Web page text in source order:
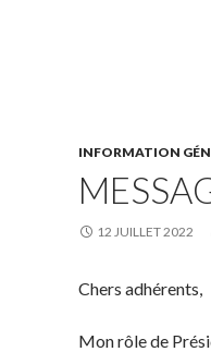
INFORMATION
12 JUILLET 2022
Chers adhérents,
Mon rôle de